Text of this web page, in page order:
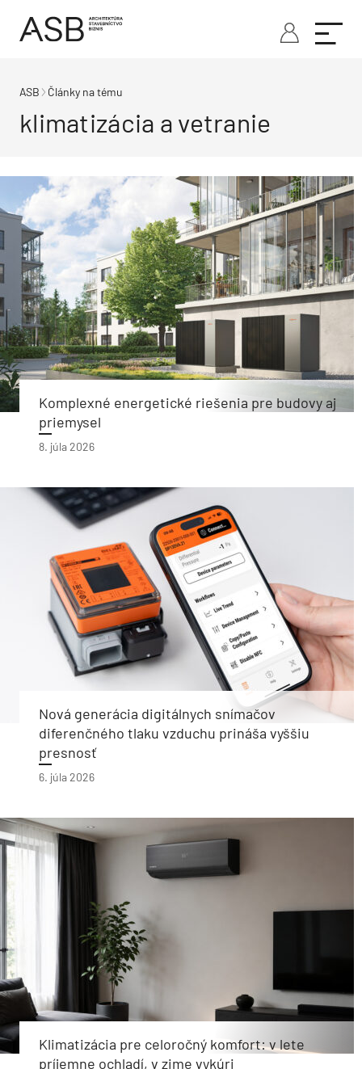
ASB Články na tému
klimatizácia a vetranie
Komplexné energetické riešenia pre budovy aj
priemysel
8. júla 2026
Nová generácia digitálnych snímačov
diferenčného tlaku vzduchu prináša vyššiu
presnosť
6. júla 2026
Klimatizácia pre celoročný komfort: v lete
príjemne ochladí, v zime vykúri